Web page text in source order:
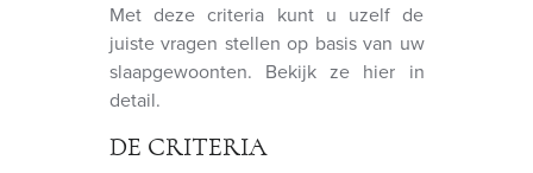
Met deze criteria kunt u uzelf de
juiste vragen stellen op basis van uw
slaapgewoonten. Bekijk ze hier in
detail.
DE CRITERIA